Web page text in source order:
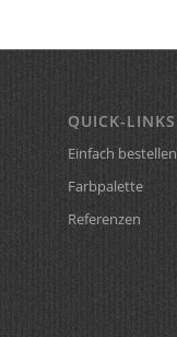
QUICK-LINKS
Einfach bestellen
Farbpalette
Referenzen